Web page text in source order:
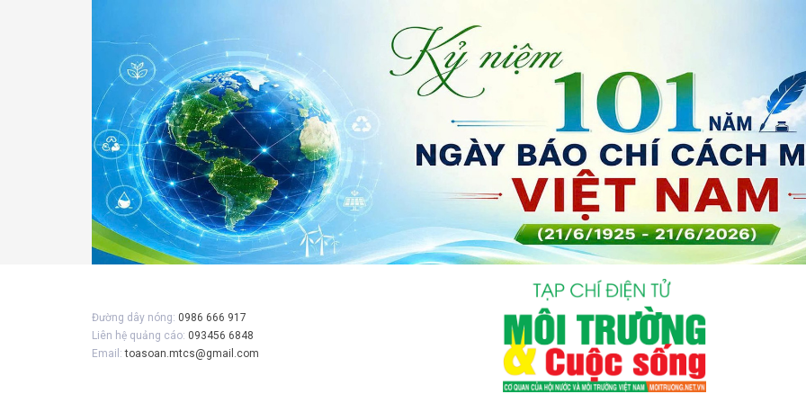
Đường dây nóng: 0986 666 917
Liên hệ quảng cáo: 093456 6848
Email:toasoan.mtcs@gmail.com
Gửi bình luận